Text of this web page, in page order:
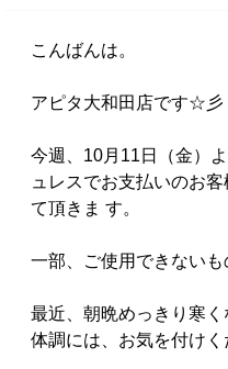
こんばんは。
アピタ大和田店です☆彡
今週、10月11日（金）
ュレスでお支払いのお
て頂きま す。
一部、ご使用できない
最近、朝晩めっきり寒
体調には、お気を付けく